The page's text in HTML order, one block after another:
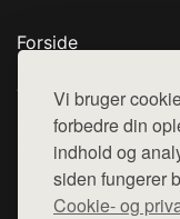
Vi bruger
forbedre din
indhold og
siden fungerer
Cookie- og
Forside
Top Rabatter
Blog
Kontakt